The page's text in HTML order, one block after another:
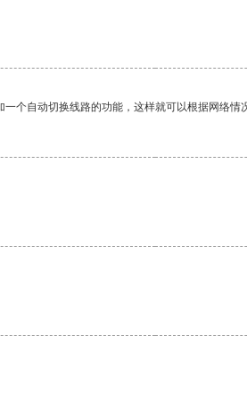
个自动切换线路的功能，这样就可以根据网络情